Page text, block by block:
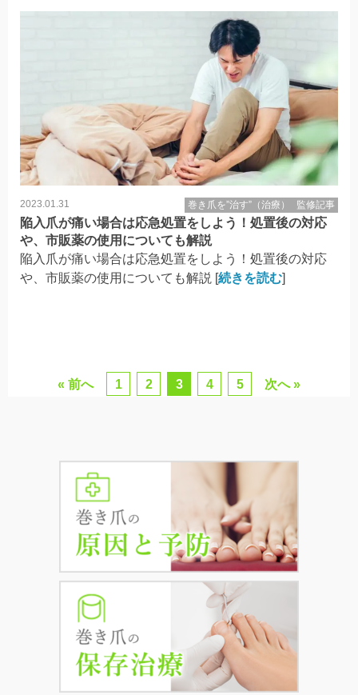
2023.01.31 巻き爪を”治す”（治療） 監修記事
陥入爪が痛い場合は応急処置をしよう！処置後の対応
や、市販薬の使用についても解説
陥入爪が痛い場合は応急処置をしよう！処置後の対応
や、市販薬の使用についても解説 [続きを読む]
« 前へ 1 2 3 4 5 次へ »